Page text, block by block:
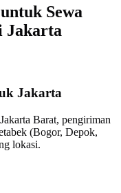
Sewa
Jakarta
Jakarta
Barat, pengiriman
(Bogor, Depok,
lokasi.